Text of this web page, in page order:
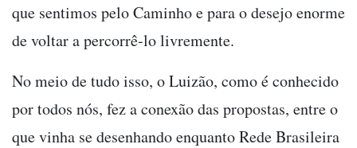
que sentimos pelo Caminho e para o desejo enorme
de voltar a percorrê-lo livremente.
No meio de tudo isso, o Luizão, como é conhecido
por todos nós, fez a conexão das propostas, entre o
que vinha se desenhando enquanto Rede Brasileira